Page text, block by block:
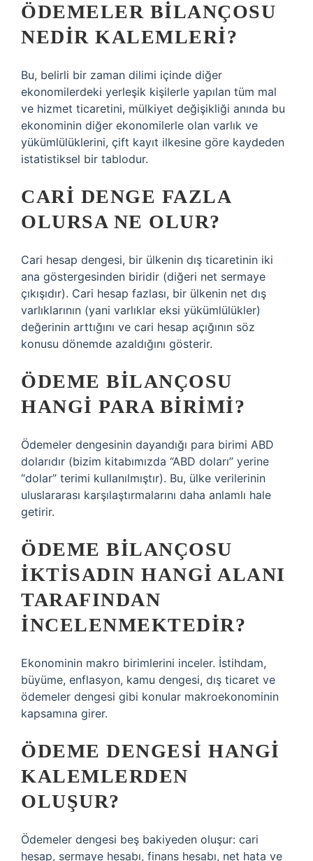
ÖDEMELER BILANÇOSU
NEDIR KALEMLERI?
Bu, belirli bir zaman dilimi içinde diğer
ekonomilerdeki yerleşik kişilerle yapılan tüm mal
ve hizmet ticaretini, mülkiyet değişikliği anında bu
ekonominin diğer ekonomilerle olan varlık ve
yükümlülüklerini, çift kayıt ilkesine göre kaydeden
istatistiksel bir tablodur.
CARI DENGE FAZLA
OLURSA NE OLUR?
Cari hesap dengesi, bir ülkenin dış ticaretinin iki
ana göstergesinden biridir (diğeri net sermaye
çıkışıdır). Cari hesap fazlası, bir ülkenin net dış
varlıklarının (yani varlıklar eksi yükümlülükler)
değerinin arttığını ve cari hesap açığının söz
konusu dönemde azaldığını gösterir.
ÖDEME BILANÇOSU
HANGI PARA BIRIMI?
Ödemeler dengesinin dayandığı para birimi ABD
dolarıdır (bizim kitabımızda “ABD doları” yerine
“dolar” terimi kullanılmıştır). Bu, ülke verilerinin
uluslararası karşılaştırmalarını daha anlamlı hale
getirir.
ÖDEME BILANÇOSU
IKTISADIN HANGI ALANI
TARAFINDAN
INCELENMEKTEDIR?
Ekonominin makro birimlerini inceler. İstihdam,
büyüme, enflasyon, kamu dengesi, dış ticaret ve
ödemeler dengesi gibi konular makroekonominin
kapsamına girer.
ÖDEME DENGESI HANGI
KALEMLERDEN
OLUŞUR?
Ödemeler dengesi beş bakiyeden oluşur: cari
hesap, sermaye hesabı, finans hesabı, net hata ve